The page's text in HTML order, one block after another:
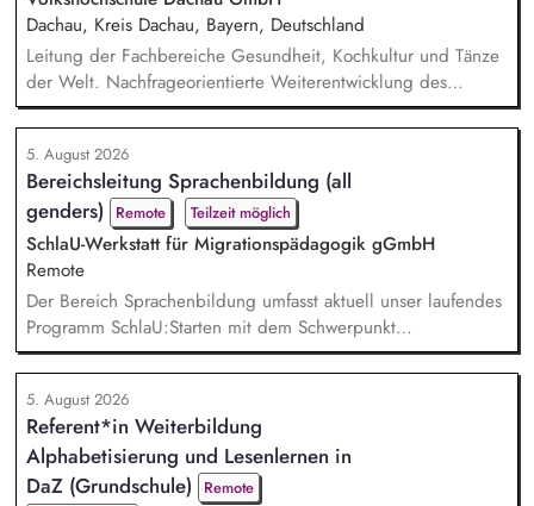
Dachau, Kreis Dachau, Bayern, Deutschland
Leitung der Fachbereiche Gesundheit, Kochkultur und Tänze
der Welt. Nachfrageorientierte Weiterentwicklung des
Programmangebotes. Pädagogische Planung, inhaltliche
Entwicklung des Profils und Organisation des Angebots.
Fachliche Auswahl von Kursleitenden sowie deren
methodische und didaktische Beratung. Budgetsteuerung
sowie betriebswirtschaftliche Planung in den betreffenden
Fachbereichen. Mita...
5. August 2026
Bereichsleitung Sprachenbildung (all
genders)
Remote Teilzeit möglich
SchlaU-Werkstatt für Migrationspädagogik gGmbH
Remote
Der Bereich Sprachenbildung umfasst aktuell unser laufendes
Programm SchlaU:Starten mit dem Schwerpunkt
"Alphabetisierung in DaZ für die Grundschule" sowie
zukünftig weitere auf Unterrichtsmaterial bezogene Projekte
mit den Schwerpunkten sprachensensibles und
rassismuskritisches Deutschlernen von der Grundschule bis in
die Berufliche Bildung. Der Bereich Sprachenbildung
entwickelt in seinen Proj...
5. August 2026
Referent*in Weiterbildung
Alphabetisierung und Lesenlernen in
DaZ (Grundschule)
Remote